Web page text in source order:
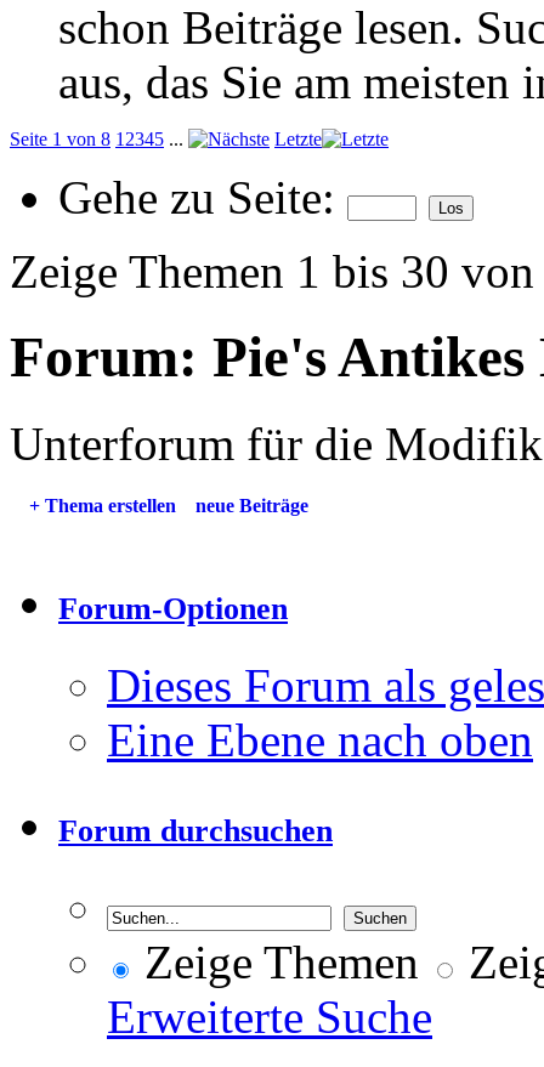
schon Beiträge lesen.
aus, das Sie am meisten
Seite 1 von 8 1 2345 ... Letzte
Gehe zu Seite:
Zeige Themen 1 bis 30
Forum: Pie's
Unterforum für die
+ Thema erstellen neue Beiträge
Forum-Optionen
Dieses Forum als
Eine Ebene nach oben
Forum durchsuchen
Zeige Themen
Erweiterte Suche